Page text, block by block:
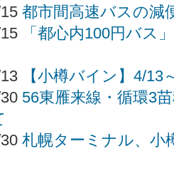
都市間高速バスの減
「都心内100円バス
【小樽バイン】4/
56東雁来線・循環3
札幌ターミナル、小